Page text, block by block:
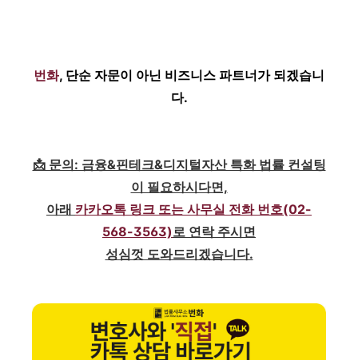
번화, 단순 자문이 아닌 비즈니스 파트너가 되겠습니
다.
📩 문의: 금융&핀테크&디지털자산 특화 법률 컨설팅
이 필요하시다면,
아래 카카오톡 링크 또는 사무실 전화 번호(02-
568-3563)로 연락 주시면
성심껏 도와드리겠습니다.